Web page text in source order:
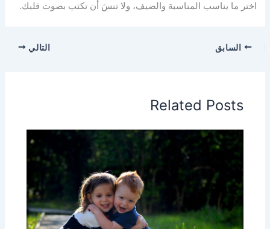
اختر ما يناسب المناسبة والضيف، ولا تنسَ أن تكتب بصوت قلبك.
السابق التالي
Related Posts